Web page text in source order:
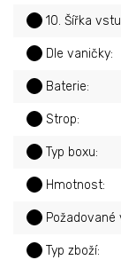
10. Šířka
Dle vaničky:
Baterie:
Strop:
Typ boxu:
Hmotnost:
Typ zboží: